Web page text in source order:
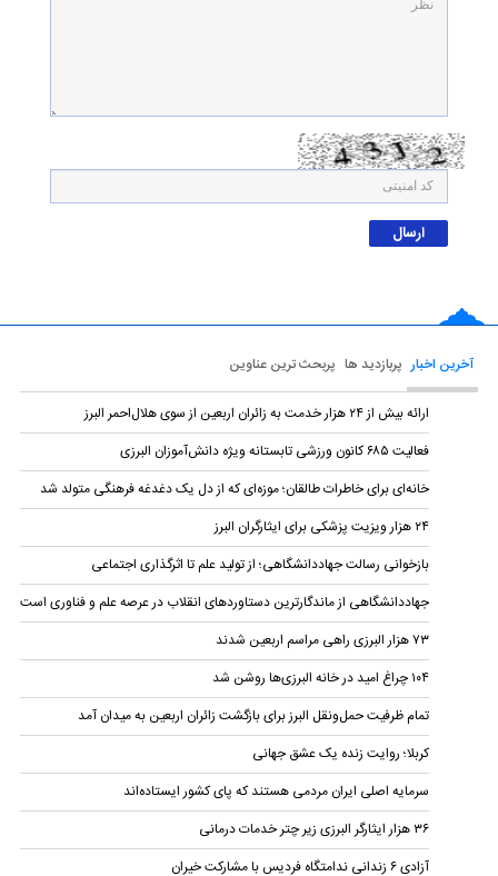
آخرین اخبار پربازدید ها پربحث ترین عناوین
ارائه بیش از ۲۴ هزار خدمت به زائران اربعین از سوی هلال‌احمر البرز
فعالیت ۶۸۵ کانون ورزشی تابستانه ویژه دانش‌آموزان البرزی
خانه‌ای برای خاطرات طالقان؛ موزه‌ای که از دل یک دغدغه فرهنگی متولد شد
۲۴ هزار ویزیت پزشکی برای ایثارگران البرز
بازخوانی رسالت جهاددانشگاهی؛ از تولید علم تا اثرگذاری اجتماعی
جهاددانشگاهی از ماندگارترین دستاوردهای انقلاب در عرصه علم و فناوری است
۷۳ هزار البرزی راهی مراسم اربعین شدند
۱۰۴ چراغ امید در خانه‌ البرزی‌ها روشن شد
تمام ظرفیت حمل‌ونقل البرز برای بازگشت زائران اربعین به میدان آمد
کربلا؛ روایت زنده یک عشق جهانی
سرمایه اصلی ایران مردمی هستند که پای کشور ایستاده‌اند
۳۶ هزار ایثارگر البرزی زیر چتر خدمات درمانی
آزادی ۶ زندانی ندامتگاه فردیس با مشارکت خیران